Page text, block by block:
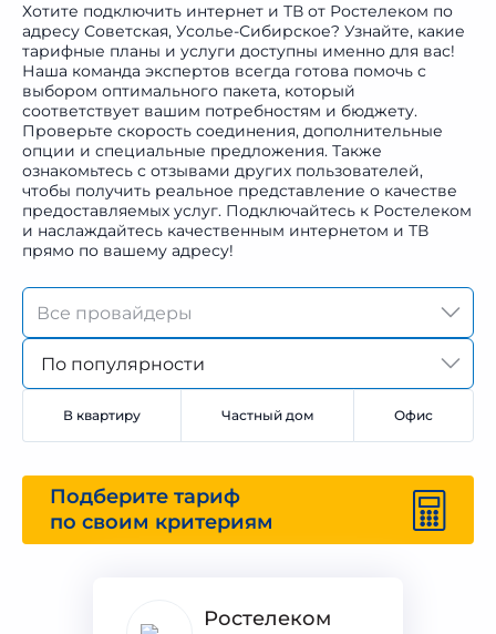
Хотите подключить интернет и ТВ от Ростелеком по
адресу Советская, Усолье-Сибирское? Узнайте, какие
тарифные планы и услуги доступны именно для вас!
Наша команда экспертов всегда готова помочь с
выбором оптимального пакета, который
соответствует вашим потребностям и бюджету.
Проверьте скорость соединения, дополнительные
опции и специальные предложения. Также
ознакомьтесь с отзывами других пользователей,
чтобы получить реальное представление о качестве
предоставляемых услуг. Подключайтесь к Ростелеком
и наслаждайтесь качественным интернетом и ТВ
прямо по вашему адресу!
По популярности
В квартиру Частный дом Офис
Подберите тариф
по своим критериям
Ростелеком